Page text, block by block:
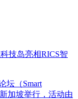
技岛亮相RICS智
坛（Smart
加坡举行，活动由